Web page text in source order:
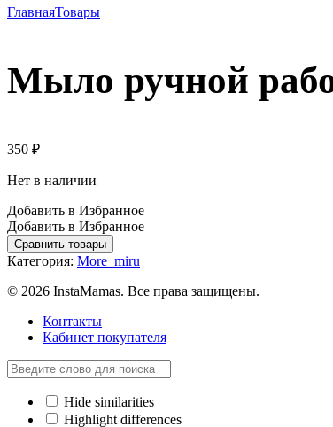
ГлавнаяТовары
Мыло ручной
350 ₽
Нет в наличии
Добавить в Избранное
Добавить в Избранное
Сравнить товары
Категория: More_miru
© 2026 InstaMamas. Все права защищены.
Контакты
Кабинет покупателя
Hide similarities
Highlight differences